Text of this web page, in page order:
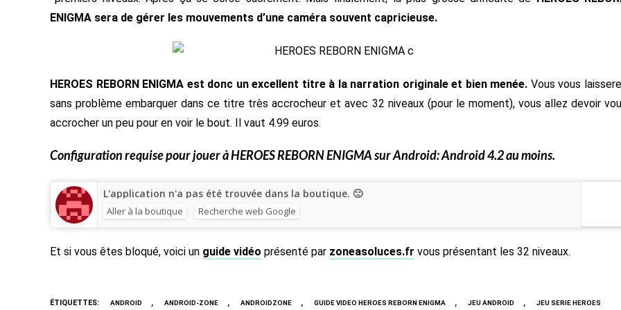
ENIGMA sera de gérer les mouvements d’une caméra souvent capricieuse.
HEROES REBORN ENIGMA est donc un excellent titre à la narration originale et bien menée. Vous vous
sans problème embarquer dans ce titre très accrocheur et avec 32 niveaux (pour le moment), vous allez devoir
accrocher un peu pour en voir le bout. Il vaut 4.99 euros.
Configuration requise pour jouer àHEROES REBORN ENIGMAsur Android: Android 4.2 au moins.
L'application n'a pas été trouvée dans la boutique. 🙁
Aller à la boutique Recherche web Google
Et si vous êtes bloqué, voici un guide vidéo présenté par zoneasoluces.fr vous présentant les 32 niveaux.
ÉTIQUETTES: ANDROID , ANDROID-ZONE , ANDROIDZONE , GUIDE VIDEO HEROES REBORN ENIGMA , JEU ANDROID , JEU SERIE HEROES